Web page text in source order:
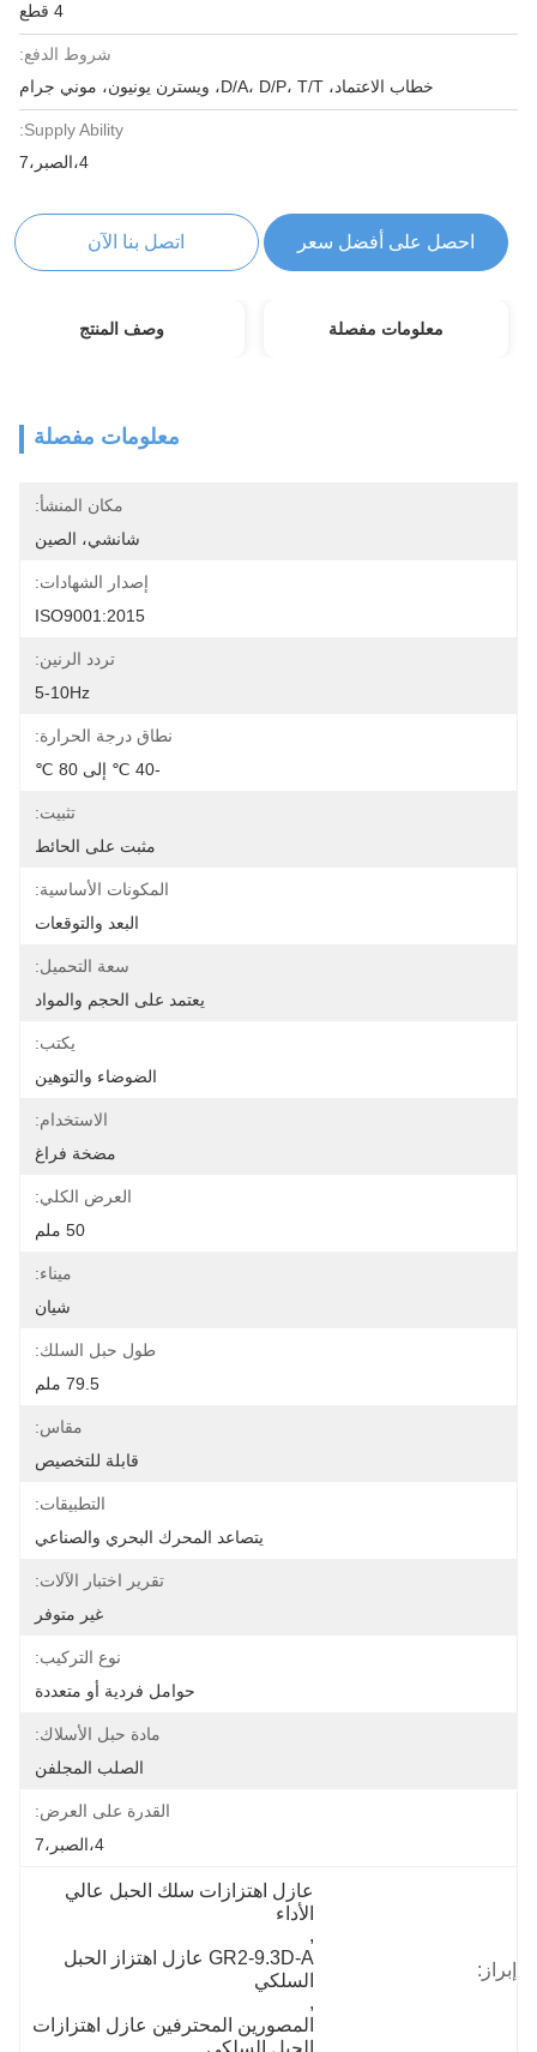
4 قطع
شروط الدفع:
خطاب الاعتماد، D/A، D/P، T/T، ويسترن يونيون، موني جرام
Supply Ability:
4،الصبر،7
احصل على أفضل سعر اتصل بنا الآن
معلومات مفصلة وصف المنتج
معلومات مفصلة
مكان المنشأ:
شانشي، الصين
إصدار الشهادات:
ISO9001:2015
تردد الرنين:
5-10Hz
نطاق درجة الحرارة:
تثبيت:
مثبت على الحائط
المكونات الأساسية:
البعد والتوقعات
سعة التحميل:
يعتمد على الحجم والمواد
يكتب:
الضوضاء والتوهين
الاستخدام:
مضخة فراغ
العرض الكلي:
50 ملم
ميناء:
شيان
طول حبل السلك:
79.5 ملم
مقاس:
قابلة للتخصيص
التطبيقات:
يتصاعد المحرك البحري والصناعي
تقرير اختبار الآلات:
غير متوفر
نوع التركيب:
حوامل فردية أو متعددة
مادة حبل الأسلاك:
الصلب المجلفن
القدرة على العرض:
4،الصبر،7
إبراز:
عازل اهتزازات سلك الحبل عالي
الأداء
,
GR2-9.3D-A عازل اهتزاز الحبل
السلكي
,
المصورين المحترفين عازل اهتزازات
الحبل السلكي